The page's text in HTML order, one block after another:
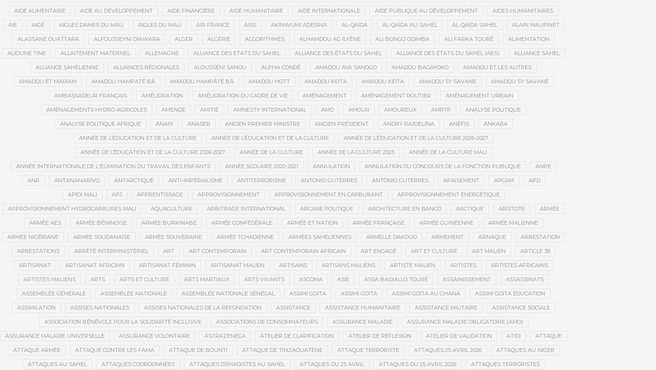
AIDE ALIMENTAIRE AIDE AU DÉVELOPPEMENT AIDE FINANCIÈRE AIDE HUMANITAIRE AIDE INTERNATIONALE AIDE PUBLIQUE AU DÉVELOPPEMENT AIDES HUMANITAIRES
AIE AIGE AIGLES DAMES DU MALI AIGLES DU MALI AIR FRANCE AISS AKINWUMI ADESINA AL-QAÏDA AL-QAÏDA AU SAHEL AL-QAÏDA SAHEL ALAIN MAUFINET
ALASSANE OUATTARA ALFOUSSEYNI DIAWARA ALGER ALGÉRIE ALGORITHMES ALHAMDOU AG ILYÈNE ALI BONGO ODIMBA ALI FARKA TOURÉ ALIMENTATION
ALIOUNE TINE ALLAITEMENT MATERNEL ALLEMAGNE ALLIANCE DES ETATS DU SAHEL ALLIANCE DES ÉTATS DU SAHEL ALLIANCE DES ÉTATS DU SAHEL (AES) ALLIANCE SAHEL
ALLIANCE SAHÉLIENNE ALLIANCES RÉGIONALES ALOUSSÉNI SANOU ALPHA CONDÉ AMADOU AYA SANOGO AMADOU BAGAYOKO AMADOU ET LES AUTRES
AMADOU ET MARIAM AMADOU HAMPATÉ BÂ AMADOU HAMPÂTÉ BÂ AMADOU HOTT AMADOU KEÏTA AMADOU KÉITA AMADOU SY SAVANE AMADOU SY SAVANÉ
AMBASSADEUR FRANÇAIS AMÉLIORATION AMÉLIORATION DU CADRE DE VIE AMÉNAGEMENT AMÉNAGEMENT ROUTIER AMÉNAGEMENT URBAIN
AMÉNAGEMENTS HYDRO-AGRICOLES AMENDE AMITIÉ AMNESTY INTERNATIONAL AMO AMOUR AMOUREUX AMRTP ANALYSE POLITIQUE
ANALYSE POLITIQUE AFRIQUE ANAM ANASER ANCIEN PREMIER MINISTRE ANCIEN PRÉSIDENT ANDRY RAJOELINA ANÉFIS ANKARA
ANNÉE DE L’ÉDUCATION ET DE LA CULTURE ANNÉE DE L’ÉDUCATION ET DE LA CULTURE ANNÉE DE L’ÉDUCATION ET DE LA CULTURE 2026-2027
ANNÉE DE L’ÉDUCATION ET DE LA CULTURE 2026-2027 ANNÉE DE LA CULTURE ANNÉE DE LA CULTURE 2025 ANNÉE DE LA CULTURE MALI
ANNÉE INTERNATIONALE DE L'ÉLIMINATION DU TRAVAIL DES ENFANTS ANNÉE SCOLAIRE 2020-2021 ANNULATION ANNULATION DU CONCOURS DE LA FONCTION PUBLIQUE ANPE
ANR ANTANANARIVO ANTARCTIQUE ANTI-IMPÉRIALISME ANTITERRORISME ANTONIO GUTERRES ANTÓNIO GUTERRES APAISEMENT APCAM APD
APEX MALI APJ APPRENTISSAGE APPROVISIONNEMENT APPROVISIONNEMENT EN CARBURANT APPROVISIONNEMENT ÉNERGÉTIQUE
APPROVISIONNEMENT HYDROCARBURES MALI AQUACULTURE ARBITRAGE INTERNATIONAL ARCANE POLITIQUE ARCHITECTURE EN BANCO ARCTIQUE ARISTOTE ARMÉE
ARMÉE AES ARMÉE BÉNINOISE ARMÉE BURKINABÉ ARMÉE CONFÉDÉRALE ARMÉE ET NATION ARMÉE FRANÇAISE ARMÉE GUINÉENNE ARMÉE MALIENNE
ARMÉE NIGÉRIANE ARMÉE SOUDANAISE ARMÉE SOUVERAINE ARMÉE TCHADIENNE ARMÉES SAHÉLIENNES ARMELLE DAKOUO ARMEMENT ARNAQUE ARRESTATION
ARRESTATIONS ARRÊTÉ INTERMINISTÉRIEL ART ART CONTEMPORAIN ART CONTEMPORAIN AFRICAIN ART ENGAGÉ ART ET CULTURE ART MALIEN ARTICLE 39
ARTISANAT ARTISANAT AFRICAIN ARTISANAT FÉMININ ARTISANAT MALIEN ARTISANS ARTISANS MALIENS ARTISTE MALIEN ARTISTES ARTISTES AFRICAINS
ARTISTES MALIENS ARTS ARTS ET CULTURE ARTS MARTIAUX ARTS VIVANTS ASCOMA ASIE ASSA BADIALLO TOURÉ ASSAINISSEMENT ASSASSINATS
ASSEMBLÉE GÉNÉRALE ASSEMBLÉE NATIONALE ASSEMBLÉE NATIONALE SÉNÉGAL ASSIMI GOÏTA ASSIMI GOITA ASSIMI GOITA AU GHANA ASSIMI GOÏTA ÉDUCATION
ASSIMILATION ASSISES NATIONALES ASSISES NATIONALES DE LA REFONDATION ASSISTANCE ASSISTANCE HUMANITAIRE ASSISTANCE MILITAIRE ASSISTANCE SOCIALE
ASSOCIATION BÉNÉVOLE POUR LA SOLIDARITÉ INCLUSIVE ASSOCIATIONS DE CONSOMMATEURS ASSURANCE MALADIE ASSURANCE MALADIE OBLIGATOIRE (AMO)
ASSURANCE MALADIE UNIVERSELLE ASSURANCE VOLONTAIRE ASTRAZENECA ATELIER DE CLARIFICATION ATELIER DE RÉFLEXION ATELIER DE VALIDATION ATIDI ATTAQUE
ATTAQUE ARMÉE ATTAQUE CONTRE LES FAMA ATTAQUE DE BOUNTI ATTAQUE DE TINZAOUATÈNE ATTAQUE TERRORISTE ATTAQUES 25 AVRIL 2026 ATTAQUES AU NIGER
ATTAQUES AU SAHEL ATTAQUES COORDONNÉES ATTAQUES DJIHADISTES AU SAHEL ATTAQUES DU 25 AVRIL ATTAQUES DU 25 AVRIL 2026 ATTAQUES TERRORISTES